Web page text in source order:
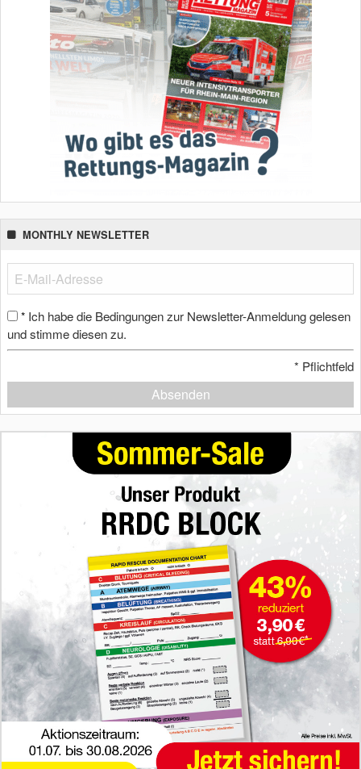
MONTHLY NEWSLETTER
* Ich habe die Bedingungen zur Newsletter-Anmeldung gelesen
und stimme diesen zu.
* Pflichtfeld
Absenden